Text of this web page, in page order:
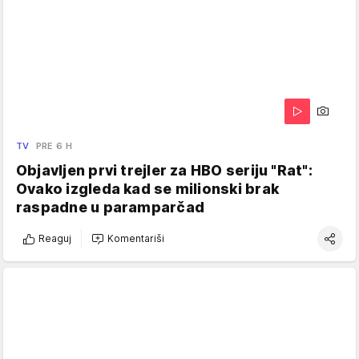
TV PRE 6 H
Objavljen prvi trejler za HBO seriju "Rat":
Ovako izgleda kad se milionski brak
raspadne u paramparčad
Reaguj Komentariši